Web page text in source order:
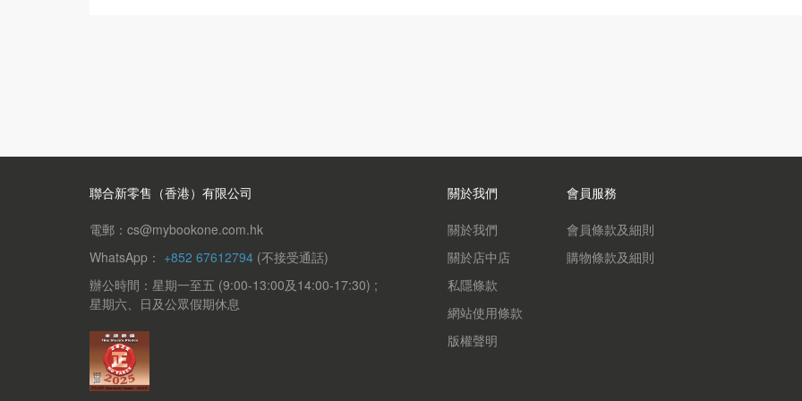
聯合新零售（香港）有限公司
電郵：cs@mybookone.com.hk
WhatsApp： +852 67612794 (不接受通話)
辦公時間：星期一至五 (9:00-13:00及14:00-17:30) ;
星期六、日及公眾假期休息
關於我們
關於我們
關於店中店
私隱條款
網站使用條款
版權聲明
會員服務
會員條款及細則
購物條款及細則